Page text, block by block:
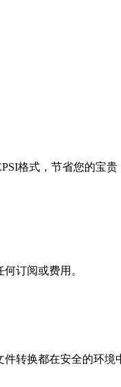
格式，节省您的宝贵
订阅或费用。
件转换都在安全的环境